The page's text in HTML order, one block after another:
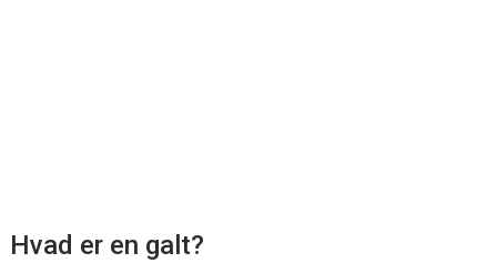
Hvad er en galt?